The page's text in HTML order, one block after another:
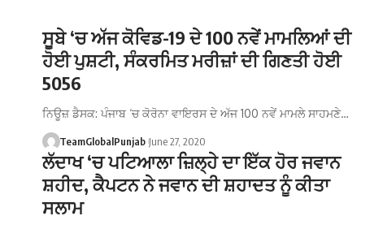
ਸੂਬੇ ‘ਚ ਅੱਜ ਕੋਵਿਡ-19 ਦੇ 100 ਨਵੇਂ ਮਾਮਲਿਆਂ ਦੀ
ਹੋਈ ਪੁਸ਼ਟੀ, ਸੰਕਰਮਿਤ ਮਰੀਜ਼ਾਂ ਦੀ ਗਿਣਤੀ ਹੋਈ
5056
ਨਿਊਜ਼ ਡੈਸਕ: ਪੰਜਾਬ ‘ਚ ਕੋਰੋਨਾ ਵਾਇਰਸ ਦੇ ਅੱਜ 100 ਨਵੇਂ ਮਾਮਲੇ ਸਾਹਮਣੇ…
TeamGlobalPunjab June 27, 2020
ਲੱਦਾਖ ‘ਚ ਪਟਿਆਲਾ ਜ਼ਿਲ੍ਹੇ ਦਾ ਇੱਕ ਹੋਰ ਜਵਾਨ
ਸ਼ਹੀਦ, ਕੈਪਟਨ ਨੇ ਜਵਾਨ ਦੀ ਸ਼ਹਾਦਤ ਨੂੰ ਕੀਤਾ
ਸਲਾਮ